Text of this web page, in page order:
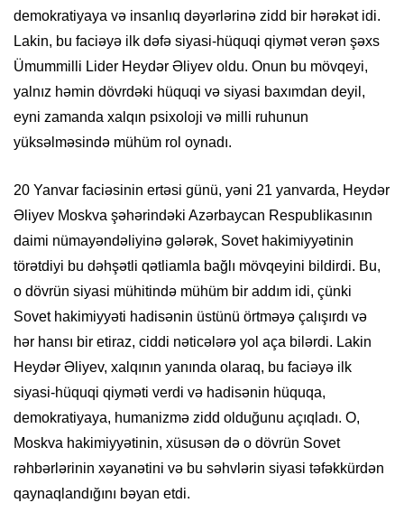
demokratiyaya və insanlıq dəyərlərinə zidd bir hərəkət idi.
Lakin, bu faciəyə ilk dəfə siyasi-hüquqi qiymət verən şəxs
Ümummilli Lider Heydər Əliyev oldu. Onun bu mövqeyi,
yalnız həmin dövrdəki hüquqi və siyasi baxımdan deyil,
eyni zamanda xalqın psixoloji və milli ruhunun
yüksəlməsində mühüm rol oynadı.
20 Yanvar faciəsinin ertəsi günü, yəni 21 yanvarda, Heydər
Əliyev Moskva şəhərindəki Azərbaycan Respublikasının
daimi nümayəndəliyinə gələrək, Sovet hakimiyyətinin
törətdiyi bu dəhşətli qətliamla bağlı mövqeyini bildirdi. Bu,
o dövrün siyasi mühitində mühüm bir addım idi, çünki
Sovet hakimiyyəti hadisənin üstünü örtməyə çalışırdı və
hər hansı bir etiraz, ciddi nəticələrə yol aça bilərdi. Lakin
Heydər Əliyev, xalqının yanında olaraq, bu faciəyə ilk
siyasi-hüquqi qiyməti verdi və hadisənin hüquqa,
demokratiyaya, humanizmə zidd olduğunu açıqladı. O,
Moskva hakimiyyətinin, xüsusən də o dövrün Sovet
rəhbərlərinin xəyanətini və bu səhvlərin siyasi təfəkkürdən
qaynaqlandığını bəyan etdi.